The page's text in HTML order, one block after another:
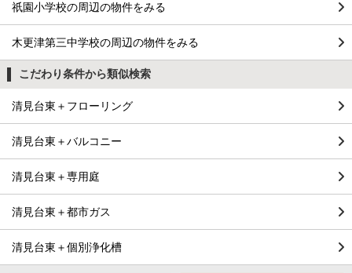
祇園小学校の周辺の物件をみる
木更津第三中学校の周辺の物件をみる
こだわり条件から類似検索
清見台東＋フローリング
清見台東＋バルコニー
清見台東＋専用庭
清見台東＋都市ガス
清見台東＋個別浄化槽